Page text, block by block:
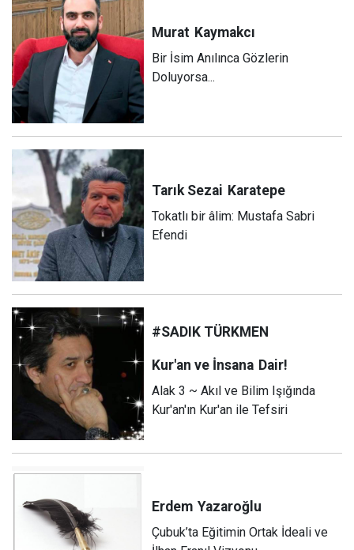
Murat Kaymakcı
Bir İsim Anılınca Gözlerin
Doluyorsa...
Tarık Sezai Karatepe
Tokatlı bir âlim: Mustafa Sabri
Efendi
#SADIK TÜRKMEN
Kur'an ve İnsana Dair!
Alak 3 ~ Akıl ve Bilim Işığında
Kur'an'ın Kur'an ile Tefsiri
Erdem Yazaroğlu
Çubuk’ta Eğitimin Ortak İdeali ve